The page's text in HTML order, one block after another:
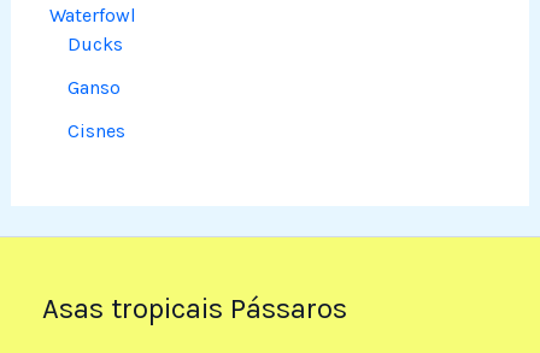
Waterfowl
Ducks
Ganso
Cisnes
Asas tropicais Pássaros